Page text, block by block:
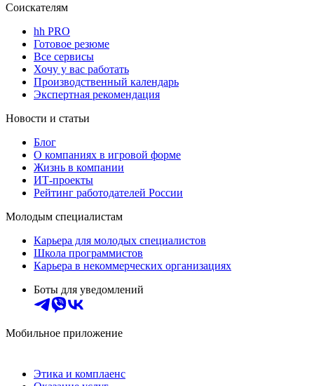
Соискателям
hh PRO
Готовое резюме
Все сервисы
Хочу у вас работать
Производственный календарь
Экспертная рекомендация
Новости и статьи
Блог
О компаниях в игровой форме
Жизнь в компании
ИТ-проекты
Рейтинг работодателей России
Молодым специалистам
Карьера для молодых специалистов
Школа программистов
Карьера в некоммерческих организациях
Боты для уведомлений
Мобильное приложение
Этика и комплаенс